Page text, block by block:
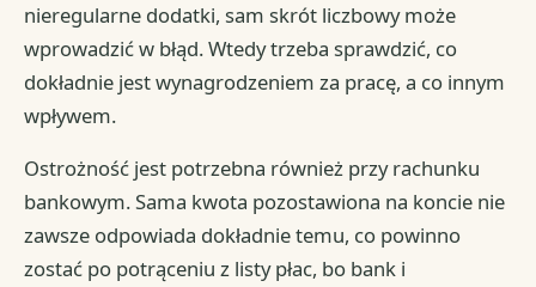
nieregularne dodatki, sam skrót liczbowy może
wprowadzić w błąd. Wtedy trzeba sprawdzić, co
dokładnie jest wynagrodzeniem za pracę, a co innym
wpływem.
Ostrożność jest potrzebna również przy rachunku
bankowym. Sama kwota pozostawiona na koncie nie
zawsze odpowiada dokładnie temu, co powinno
zostać po potrąceniu z listy płac, bo bank i